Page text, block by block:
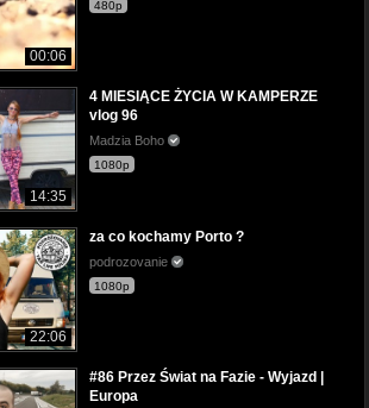
00:06
480p
14:35
4 MIESIĄCE ŻYCIA W KAMPERZE
vlog 96
Madzia Boho
1080p
22:06
za co kochamy Porto ?
podrozovanie
1080p
#86 Przez Świat na Fazie - Wyjazd |
Europa